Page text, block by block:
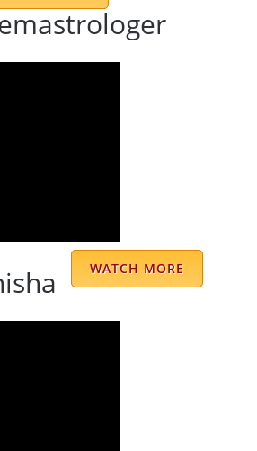
a force of wisdom and guidance
and I. We are ever grateful for
and very immaculate in the
reading.
Himanshi Raizada
WATCH MORE